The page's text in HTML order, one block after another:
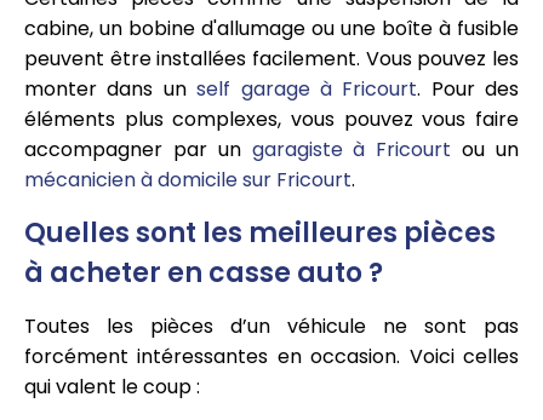
cabine, un bobine d'allumage ou une boîte à fusible
peuvent être installées facilement. Vous pouvez les
monter dans unself garage à Fricourt. Pour des
éléments plus complexes, vous pouvez vous faire
accompagner par un garagiste à Fricourt ou un
mécanicien à domicile sur Fricourt.
Quelles sont les meilleures pièces
à acheter en casse auto ?
Toutes les pièces d’un véhicule ne sont pas
forcément intéressantes en occasion. Voici celles
qui valent le coup :